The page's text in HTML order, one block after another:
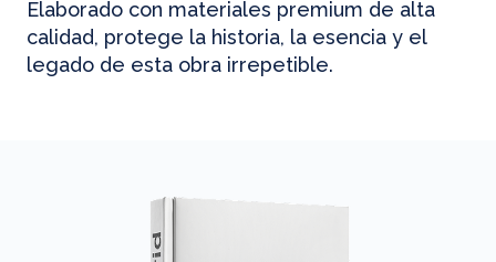
Elaborado con materiales premium de alta
calidad, protege la historia, la esencia y el
legado de esta obra irrepetible.